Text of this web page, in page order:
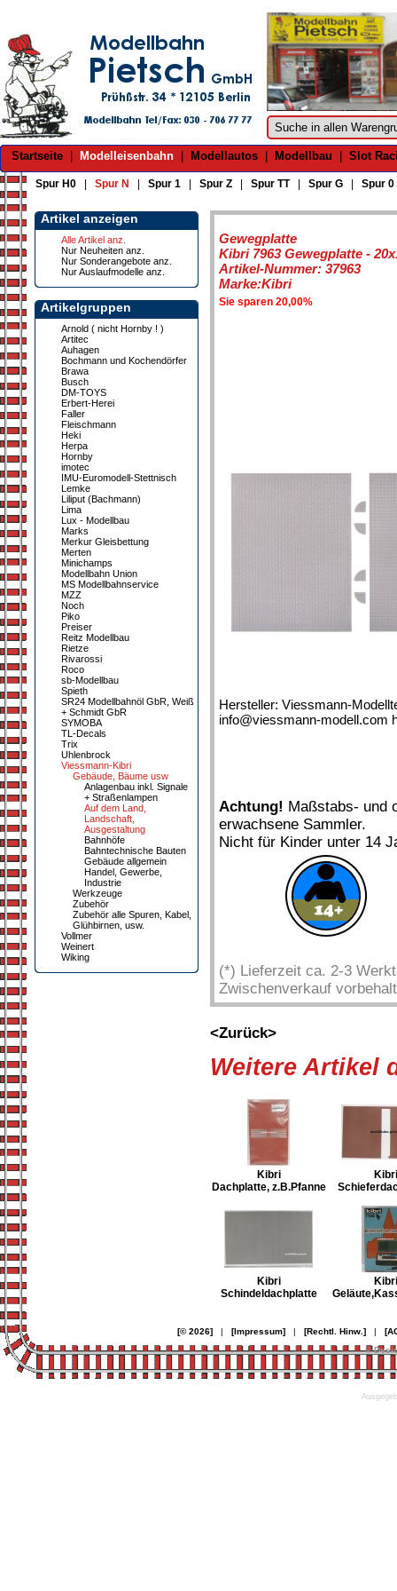
Startseite Modelleisenbahn Modellautos Modellbau Slot
Spur H0 Spur N Spur 1 Spur Z Spur TT| Spur G Spur 0
Artikel anzeigen
Alle Artikel anz.
Nur Neuheiten anz.
Nur Sonderangebote anz.
Nur Auslaufmodelle anz.
Artikelgruppen
Arnold ( nicht Hornby ! )
Artitec
Auhagen
Bochmann und Kochendörfer
Brawa
Busch
DM-TOYS
Erbert-Herei
Faller
Fleischmann
Heki
Herpa
Hornby
imotec
IMU-Euromodell-Stettnisch
Lemke
Liliput (Bachmann)
Lima
Lux - Modellbau
Marks
Merkur Gleisbettung
Merten
Minichamps
Modellbahn Union
MS Modellbahnservice
MZZ
Noch
Piko
Preiser
Reitz Modellbau
Rietze
Rivarossi
Roco
sb-Modellbau
Spieth
SR24 Modellbahnöl GbR, Weiß
+ Schmidt GbR
SYMOBA
TL-Decals
Trix
Uhlenbrock
Viessmann-Kibri
Gebäude, Bäume usw
Anlagenbau inkl. Signale
+ Straßenlampen
Auf dem Land,
Landschaft,
Ausgestaltung
Bahnhöfe
Bahntechnische Bauten
Gebäude allgemein
Handel, Gewerbe,
Industrie
Werkzeuge
Zubehör
Zubehör alle Spuren, Kabel,
Glühbirnen, usw.
Vollmer
Weinert
Wiking
Gewegplatte
Kibri 7963 Gewegplatte -
Artikel-Nummer: 37963
Marke:Kibri
Sie sparen 20,00%
Hersteller: Viessmann-
info@viessmann-modell.com
Achtung! Maßstabs- und
erwachsene Sammler.
Nicht für Kinder unter 14
(*) Lieferzeit ca. 2-3
Zwischenverkauf
<Zurück>
Weitere Artikel
Kibri
Dachplatte, z.B.Pfanne
Kibri
Kibri
Schindeldachplatte
Kibri
[© 2026]| [Impressum]| [Rechtl. Hinw.]|
©